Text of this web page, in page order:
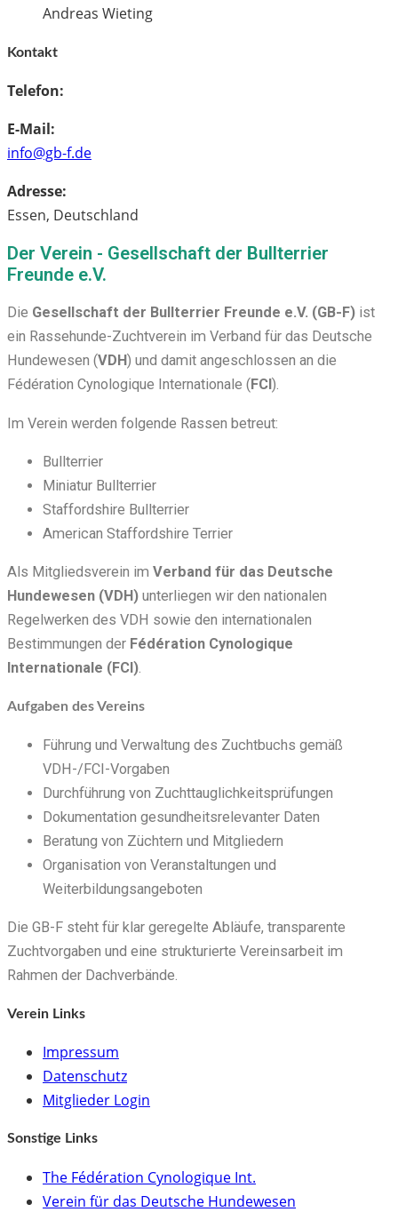
Andreas Wieting
Kontakt
Telefon:
E-Mail:
info@gb-f.de
Adresse:
Essen, Deutschland
Der Verein - Gesellschaft der Bullterrier
Freunde e.V.
Die Gesellschaft der Bullterrier Freunde e.V. (GB-F) ist
ein Rassehunde-Zuchtverein im Verband für das Deutsche
Hundewesen (VDH) und damit angeschlossen an die
Fédération Cynologique Internationale ( FCI ).
Im Verein werden folgende Rassen betreut:
Bullterrier
Miniatur Bullterrier
Staffordshire Bullterrier
American Staffordshire Terrier
Als Mitgliedsverein im Verband für das Deutsche
Hundewesen (VDH) unterliegen wir den nationalen
Regelwerken des VDH sowie den internationalen
Bestimmungen der Fédération Cynologique
Internationale (FCI).
Aufgaben des Vereins
Führung und Verwaltung des Zuchtbuchs gemäß
VDH-/FCI-Vorgaben
Durchführung von Zuchttauglichkeitsprüfungen
Dokumentation gesundheitsrelevanter Daten
Beratung von Züchtern und Mitgliedern
Organisation von Veranstaltungen und
Weiterbildungsangeboten
Die GB-F steht für klar geregelte Abläufe, transparente
Zuchtvorgaben und eine strukturierte Vereinsarbeit im
Rahmen der Dachverbände.
Verein Links
Impressum
Datenschutz
Mitglieder Login
Sonstige Links
The Fédération Cynologique Int.
Verein für das Deutsche Hundewesen